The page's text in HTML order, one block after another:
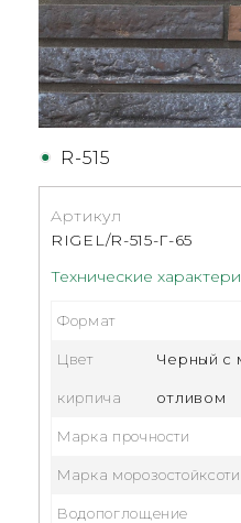
R-515
Технические
Артикул
RIGEL/R-515-Г-65
Формат
Цвет
кирпича
Черный с
отливом
Марка прочности
Марка морозостойксоти
Водопоглощение